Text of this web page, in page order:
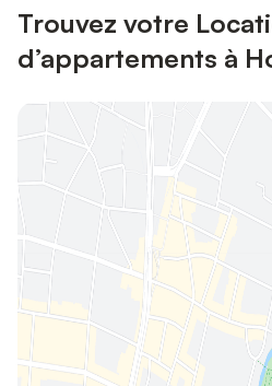
Trouvez votre
d’appartements à